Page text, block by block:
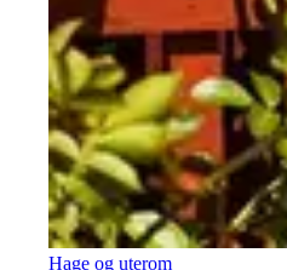
Hage og uterom